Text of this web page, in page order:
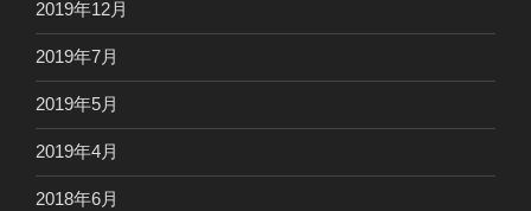
2019年12月
2019年7月
2019年5月
2019年4月
2018年6月